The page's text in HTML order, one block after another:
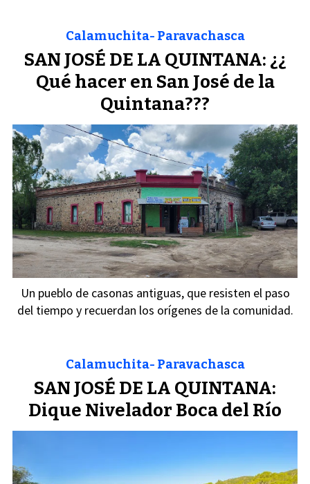
SAN JOSÉ DE LA QUINTANA: ¿¿
Qué hacer en San José de la
Quintana???
Calamuchita- Paravachasca
Un pueblo de casonas antiguas, que resisten el paso
del tiempo y recuerdan los orígenes de la comunidad.
SAN JOSÉ DE LA QUINTANA:
Dique Nivelador Boca del Río
Calamuchita- Paravachasca